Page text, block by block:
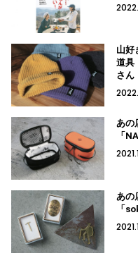
山好
道具
さん
あの
「
あの
「